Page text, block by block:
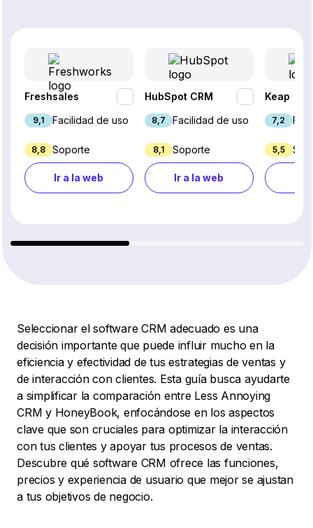
Freshsales
9,1 Facilidad de uso
8,8 Soporte
Ir a la web
HubSpot CRM
8,7 Facilidad de uso
8,1 Soporte
Ir a la web
Keap
7,2
5,5
Seleccionar el software CRM adecuado es una
decisión importante que puede influir mucho en la
eficiencia y efectividad de tus estrategias de ventas y
de interacción con clientes. Esta guía busca ayudarte
a simplificar la comparación entre Less Annoying
CRM y HoneyBook, enfocándose en los aspectos
clave que son cruciales para optimizar la interacción
con tus clientes y apoyar tus procesos de ventas.
Descubre qué software CRM ofrece las funciones,
precios y experiencia de usuario que mejor se ajustan
a tus objetivos de negocio.